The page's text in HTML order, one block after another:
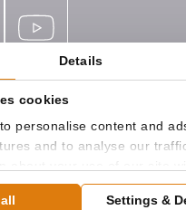
Details
cookies
personalise content and
and to analyse our
and analytics partners who
information that you’ve
Settings &
9